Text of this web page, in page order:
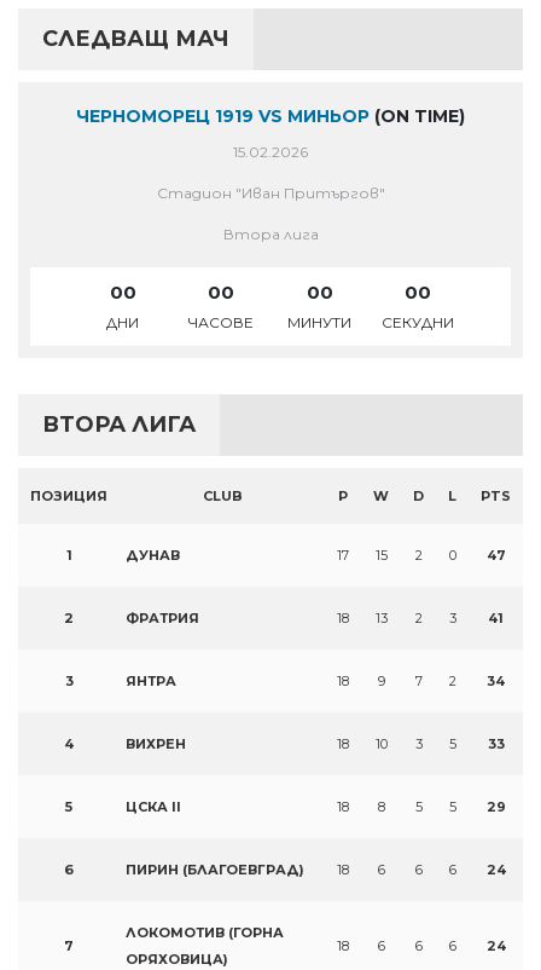
СЛЕДВАЩ МАЧ
ЧЕРНОМОРЕЦ 1919 VS МИНЬОР (ON TIME)
15.02.2026
Стадион "Иван Притъргов"
Втора лига
00
ДНИ
00
ЧАСОВЕ
00
МИНУТИ
00
СЕКУДНИ
ВТОРА ЛИГА
ПОЗИЦИЯ CLUB P W D L PTS
1 ДУНАВ 17 15 2 0 47
2 ФРАТРИЯ 18 13 2 3 41
3 ЯНТРА 18 9 7 2 34
4 ВИХРЕН 18 10 3 5 33
5 ЦСКА II 18 8 5 5 29
6 ПИРИН (БЛАГОЕВГРАД) 18 6 6 6 24
7
ЛОКОМОТИВ (ГОРНА
ОРЯХОВИЦА)
18 6 6 6 24